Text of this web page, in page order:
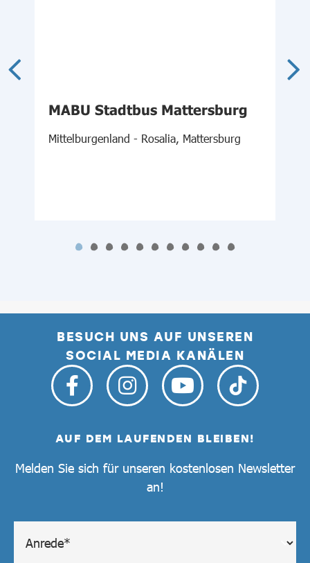
MABU Stadtbus Mattersburg
Mittelburgenland - Rosalia, Mattersburg
BESUCH UNS AUF UNSEREN
SOCIAL MEDIA KANÄLEN
AUF DEM LAUFENDEN BLEIBEN!
Melden Sie sich für unseren kostenlosen Newsletter
an!